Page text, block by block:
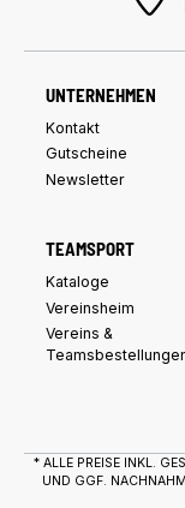
UNTERNEHMEN
Kontakt
Gutscheine
Newsletter
TEAMSPORT
Kataloge
Vereinsheim
Vereins &
* ALLE PREISE INKL.
UND GGF.